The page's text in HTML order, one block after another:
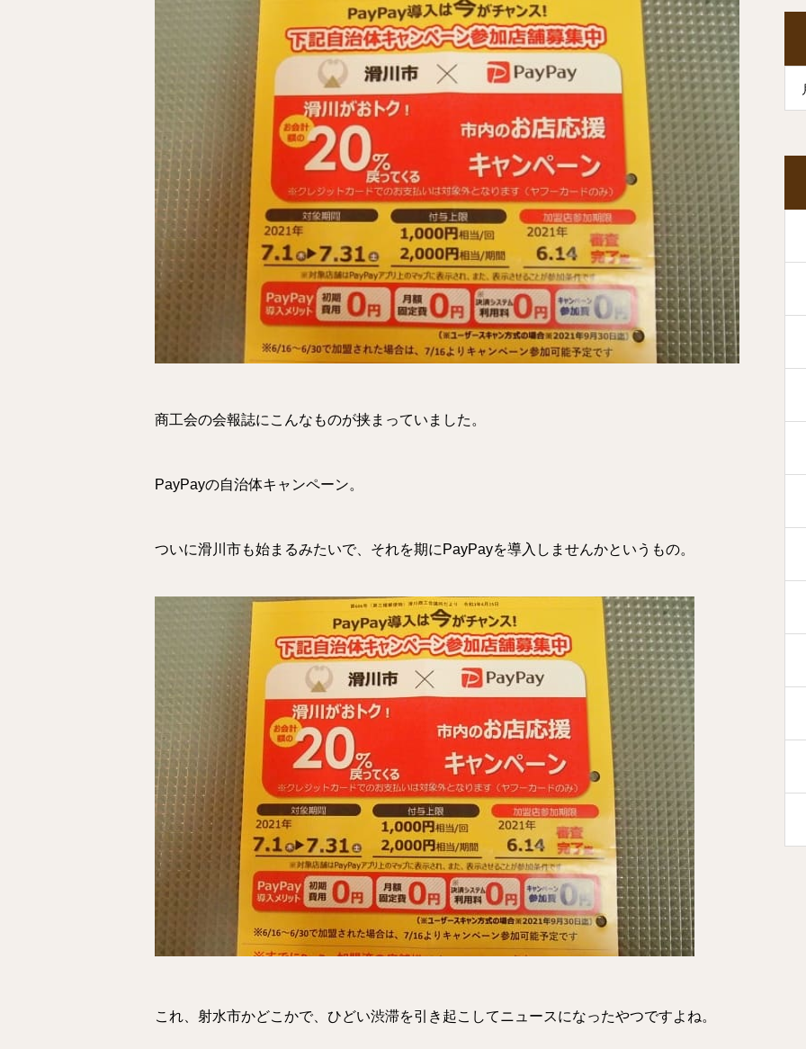
商工会の会報誌にこんなものが挟まっていました。
PayPayの自治体キャンペーン。
ついに滑川市も始まるみたいで、それを期にPayPayを導入しませんかというもの。
これ、射水市かどこかで、ひどい渋滞を引き起こしてニュースになったやつですよね。